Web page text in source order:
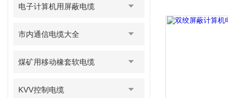
电子计算机用屏蔽电缆
市内通信电缆大全
煤矿用移动橡套软电缆
KVV控制电缆